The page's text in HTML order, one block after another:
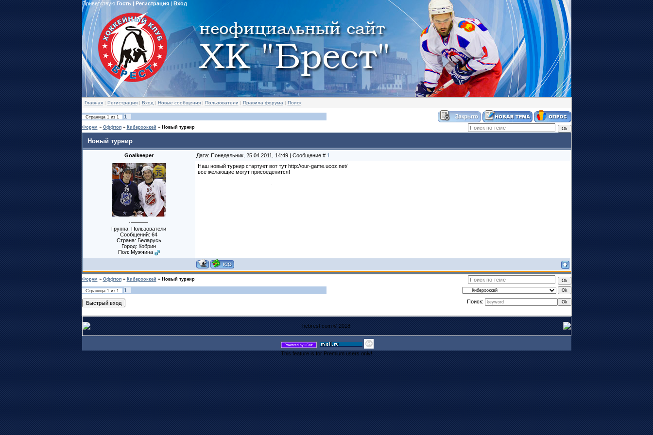
Приветствую Гость | Регистрация| Вход
Главная| Регистрация| Вход | Новые сообщения| Пользователи | Правила форума | Поиск
Страница 1из 1 1
Форум » Оффтоп » Киберхоккей » Новый турнир
Новый турнир
Goalkeeper Дата: Понедельник, 25.04.2011, 14:49 | Сообщение # 1
Группа: Пользователи
Сообщений: 64
Страна: Беларусь
Город: Кобрин
Пол: Мужчина
Наш новый турнир стартует вот тут http://our-game.ucoz.net/
все желающие могут присоеденится!
Форум » Оффтоп » Киберхоккей » Новый турнир
Страница 1из 1
1
Поиск:
hcbrest.com © 2018
This feature is for Premium users only!